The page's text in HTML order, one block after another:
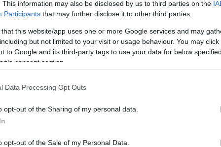
This information may also be disclosed by us to third parties on the
Participants that may further disclose it to other third parties.
that this website/app uses one or more Google services and may
but not limited to your visit or usage behaviour. You may
to Google and its third-party tags to use your data for below
consent section.
Data Processing Opt Outs
opt-out of the Sharing of my personal data.
opt-out of the Sale of my Personal Data.
TOVÁBB
Gázszerelő autóalkatrész chiptuning ziegelverblender
a legtöbbet hasznos tippet a Video Marketing-ről